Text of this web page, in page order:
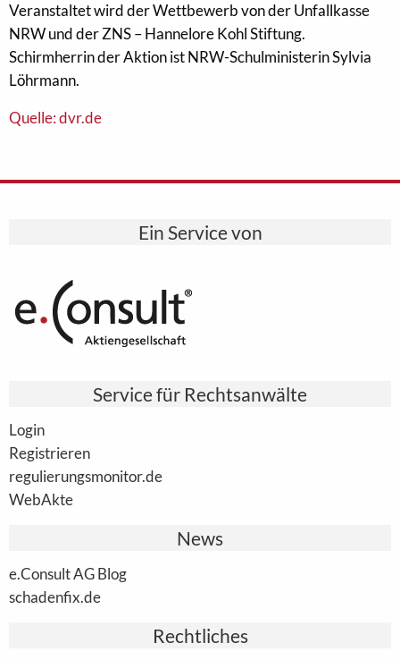
Veranstaltet wird der Wettbewerb von der Unfallkasse
NRW und der ZNS – Hannelore Kohl Stiftung.
Schirmherrin der Aktion ist NRW-Schulministerin Sylvia
Löhrmann.
Quelle: dvr.de
Ein Service von
Service für Rechtsanwälte
Login
Registrieren
regulierungsmonitor.de
WebAkte
News
e.Consult AG Blog
schadenfix.de
Rechtliches